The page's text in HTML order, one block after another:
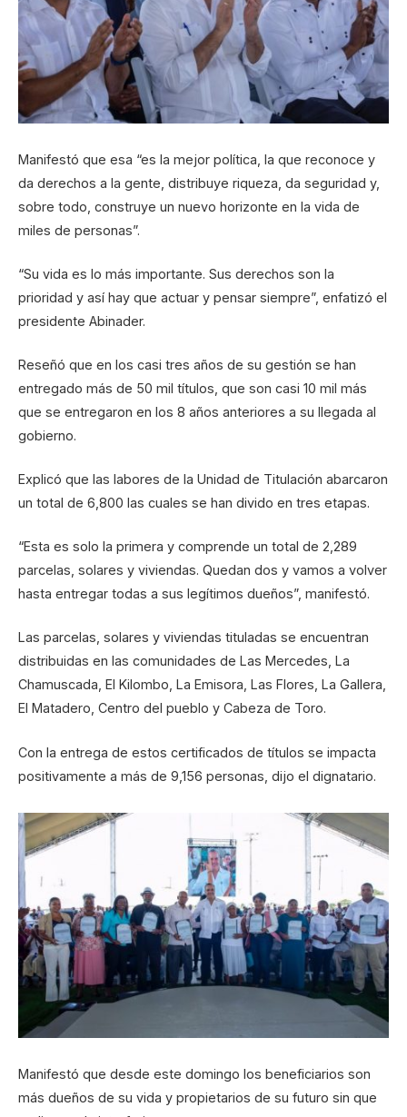
Manifestó que esa “es la mejor política, la que reconoce y
da derechos a la gente, distribuye riqueza, da seguridad y,
sobre todo, construye un nuevo horizonte en la vida de
miles de personas”.
“Su vida es lo más importante. Sus derechos son la
prioridad y así hay que actuar y pensar siempre”, enfatizó el
presidente Abinader.
Reseñó que en los casi tres años de su gestión se han
entregado más de 50 mil títulos, que son casi 10 mil más
que se entregaron en los 8 años anteriores a su llegada al
gobierno.
Explicó que las labores de la Unidad de Titulación abarcaron
un total de 6,800 las cuales se han divido en tres etapas.
“Esta es solo la primera y comprende un total de 2,289
parcelas, solares y viviendas. Quedan dos y vamos a volver
hasta entregar todas a sus legítimos dueños”, manifestó.
Las parcelas, solares y viviendas tituladas se encuentran
distribuidas en las comunidades de Las Mercedes, La
Chamuscada, El Kilombo, La Emisora, Las Flores, La Gallera,
El Matadero, Centro del pueblo y Cabeza de Toro.
Con la entrega de estos certificados de títulos se impacta
positivamente a más de 9,156 personas, dijo el dignatario.
Manifestó que desde este domingo los beneficiarios son
más dueños de su vida y propietarios de su futuro sin que